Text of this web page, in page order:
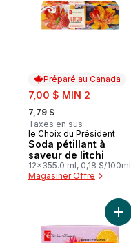
Préparé au Canada
sale:
7,00 $ MIN 2
, formerly:
7,79 $
Taxes en sus
Préparé au Canada
le Choix du Président
Soda pétillant à
saveur de litchi
12x355.0 ml, 0,18 $/100ml
Magasiner Offre